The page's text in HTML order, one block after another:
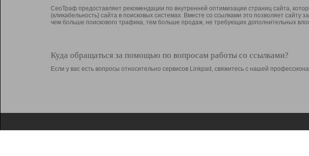
СеоТраф предоставляет рекомендации по внутренней оптимизации страниц сайта,
(кликабельность) сайта в поисковых системах. Вместе со ссылками это позволяет
чем больше поискового трафика, тем больше продаж, не требующих дополнительных
Куда обращаться за помощью по вопросам работы со ссылками?
Если у вас есть вопросы относительно сервисов Linkpad, свяжитесь с нашей